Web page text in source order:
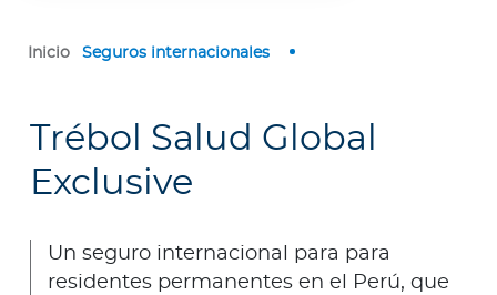
Inicio Seguros internacionales
Trébol Salud Global
Exclusive
Un seguro internacional para para
residentes permanentes en el Perú, que